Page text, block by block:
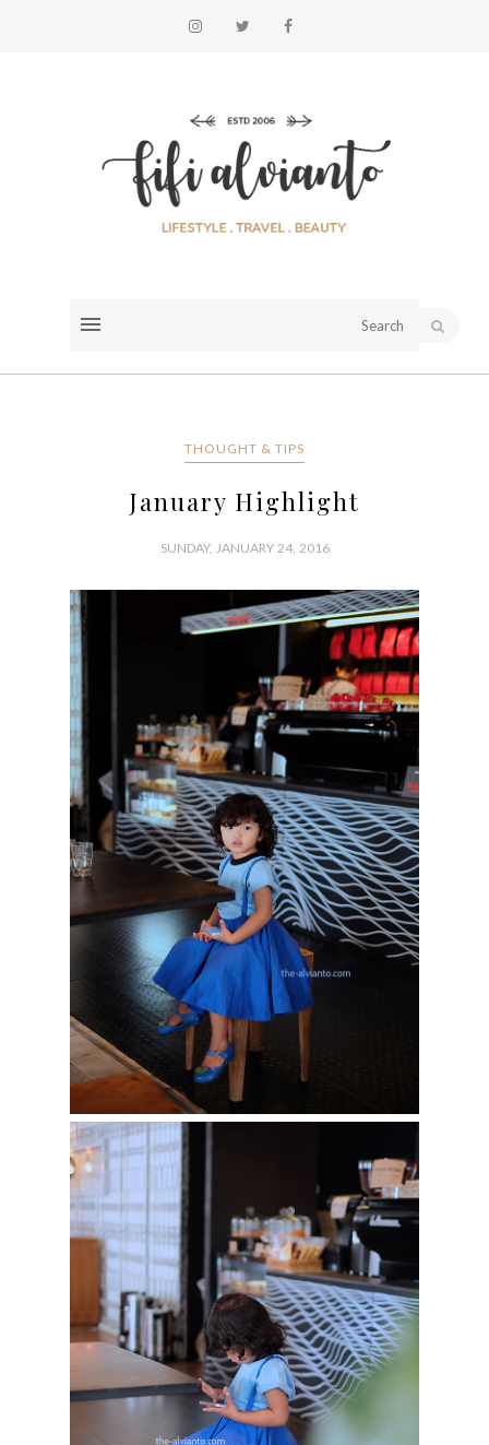
THOUGHT & TIPS
January Highlight
SUNDAY, JANUARY 24, 2016